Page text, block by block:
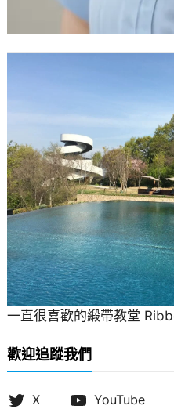
一直很喜歡的緞帶教堂
歡迎追蹤我們
X YouTube